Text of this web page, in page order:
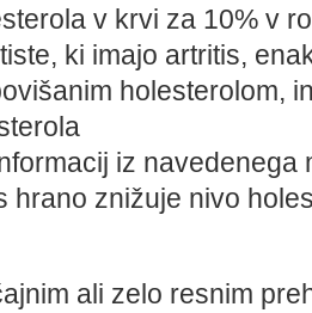
v krvi za 10% v
ki imajo artritis,
holesterolom,
iz navedenega
hrano znižuje nivo
ali zelo resnim